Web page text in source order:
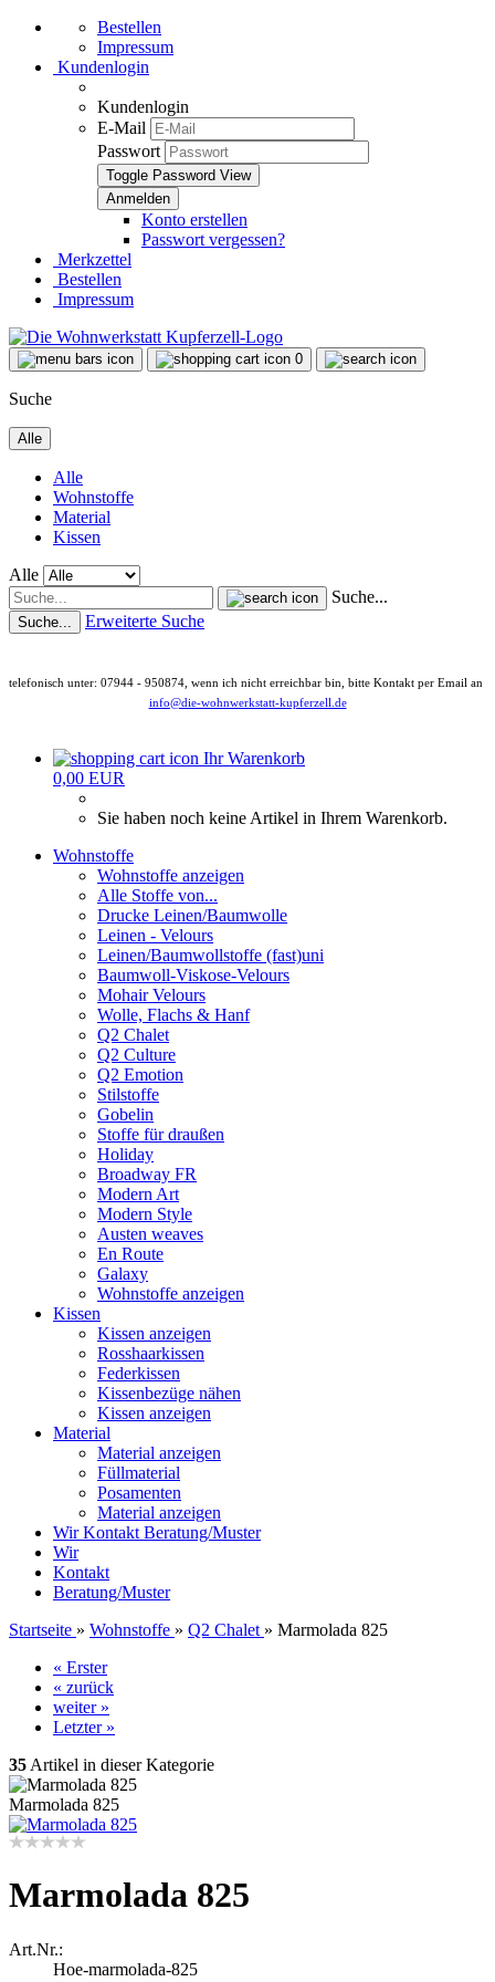
Bestellen
Impressum
Kundenlogin
Kundenlogin
E-Mail
Passwort
Toggle Password View
Konto erstellen
Passwort vergessen?
Merkzettel
Bestellen
Impressum
0
Suche
Alle
Alle
Wohnstoffe
Material
Kissen
Alle
Suche...
Suche... Erweiterte Suche
telefonisch unter: 07944 - 950874, wenn ich nicht erreichbar bin, bitte Kontakt per Email an
info@die-wohnwerkstatt-kupferzell.de
Ihr Warenkorb
0,00 EUR
Sie haben noch keine Artikel in Ihrem Warenkorb.
Wohnstoffe
Wohnstoffe anzeigen
Alle Stoffe von...
Drucke Leinen/Baumwolle
Leinen - Velours
Leinen/Baumwollstoffe (fast)uni
Baumwoll-Viskose-Velours
Mohair Velours
Wolle, Flachs & Hanf
Q2 Chalet
Q2 Culture
Q2 Emotion
Stilstoffe
Gobelin
Stoffe für draußen
Holiday
Broadway FR
Modern Art
Modern Style
Austen weaves
En Route
Galaxy
Wohnstoffe anzeigen
Kissen
Kissen anzeigen
Rosshaarkissen
Federkissen
Kissenbezüge nähen
Kissen anzeigen
Material
Material anzeigen
Füllmaterial
Posamenten
Material anzeigen
WirKontakt Beratung/Muster
Wir
Kontakt
Beratung/Muster
Startseite » Wohnstoffe » Q2 Chalet » Marmolada 825
« Erster
« zurück
weiter »
Letzter »
35 Artikel in dieser Kategorie
Marmolada 825
Marmolada 825
Art.Nr.:
Hoe-marmolada-825